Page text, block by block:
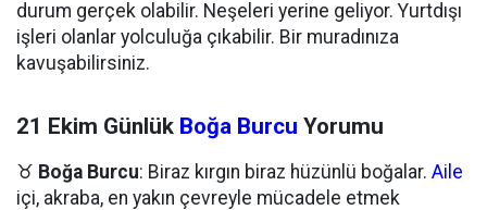
durum gerçek olabilir. Neşeleri yerine geliyor. Yurtdışı
işleri olanlar yolculuğa çıkabilir. Bir muradınıza
kavuşabilirsiniz.
21 Ekim Günlük Boğa Burcu Yorumu
♉ Boğa Burcu: Biraz kırgın biraz hüzünlü boğalar. Aile
içi, akraba, en yakın çevreyle mücadele etmek